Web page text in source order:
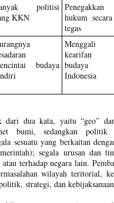
politisi
KKN
Penegakkan
hukum secara
tegas
budaya
Menggali
kearifan
budaya
Indonesia
dari dua kata, yaitu “geo”
bumi, sedangkan politik
sesuatu yang berkaitan
segala urusan dan
terhadap negara lain.
wilayah teritorial,
strategi, dan